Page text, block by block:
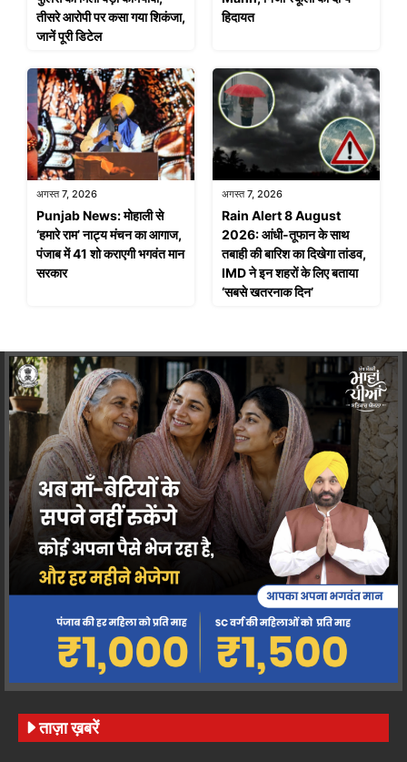
तीसरे आरोपी पर कसा गया शिकंजा,
जानें पूरी डिटेल
हिदायत
अगस्त 7, 2026
Punjab News: मोहाली से
‘हमारे राम’ नाट्य मंचन का आगाज,
पंजाब में 41 शो कराएगी भगवंत मान
सरकार
अगस्त 7, 2026
Rain Alert 8 August
2026: आंधी-तूफान के साथ
तबाही की बारिश का दिखेगा तांडव,
IMD ने इन शहरों के लिए बताया
‘सबसे खतरनाक दिन’
ताज़ा ख़बरें